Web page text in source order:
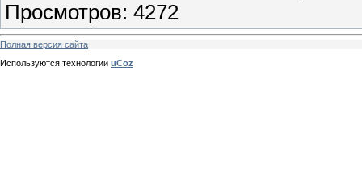
Просмотров: 4272
Полная версия сайта
Используются технологии uCoz